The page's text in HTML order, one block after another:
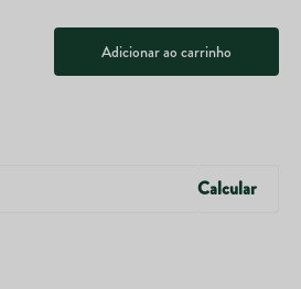
Adicionar ao carrinho